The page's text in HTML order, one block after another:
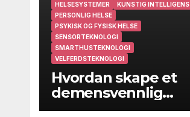
HELSESYSTEMER
KUNSTIG INTELLIGENS
PERSONLIG HELSE
PSYKISK OG FYSISK HELSE
SENSORTEKNOLOGI
SMARTHUSTEKNOLOGI
VELFERDSTEKNOLOGI
Hvordan skape et
demensvennlig
samfunn?